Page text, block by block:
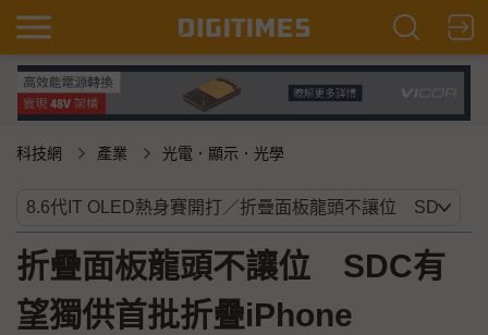
科技網 產業 光電．顯示．光學
折疊面板龍頭不讓位 SDC有
望獨供首批折疊iPhone